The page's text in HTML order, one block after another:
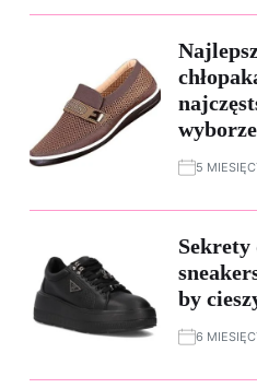
wyborze
5
Sekrety
by
6